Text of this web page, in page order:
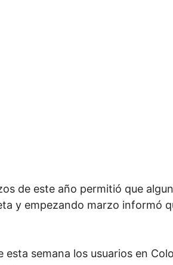
de este año permitió que
y empezando marzo informó
esta semana los usuarios en